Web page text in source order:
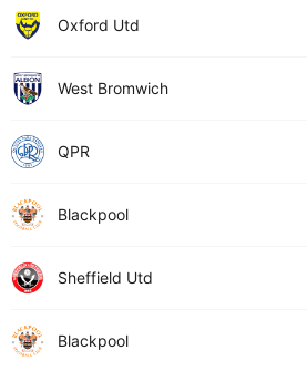
Oxford Utd
West Bromwich
QPR
Blackpool
Sheffield Utd
Blackpool